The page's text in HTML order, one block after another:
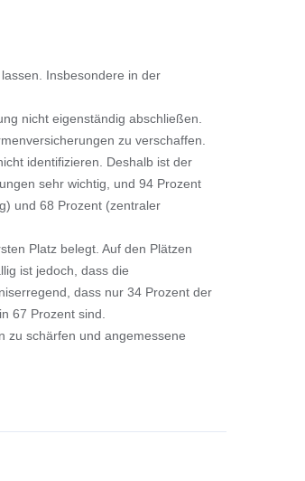
Insbesondere in der
nicht eigenständig abschließen.
zu verschaffen.
identifizieren. Deshalb ist der
sehr wichtig, und 94 Prozent
und 68 Prozent (zentraler
Platz belegt. Auf den Plätzen
ist jedoch, dass die
dass nur 34 Prozent der
67 Prozent sind.
zu schärfen und angemessene